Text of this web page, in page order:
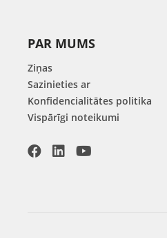
PAR MUMS
Ziņas
Sazinieties ar
Konfidencialitātes politika
Vispārīgi noteikumi